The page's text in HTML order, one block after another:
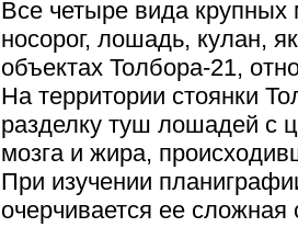
Все четыре вида
носорог, лошадь, кулан,
объектах Толбора-21,
На территории стоянки
разделку туш лошадей с
мозга и жира,
При изучении
очерчивается ее